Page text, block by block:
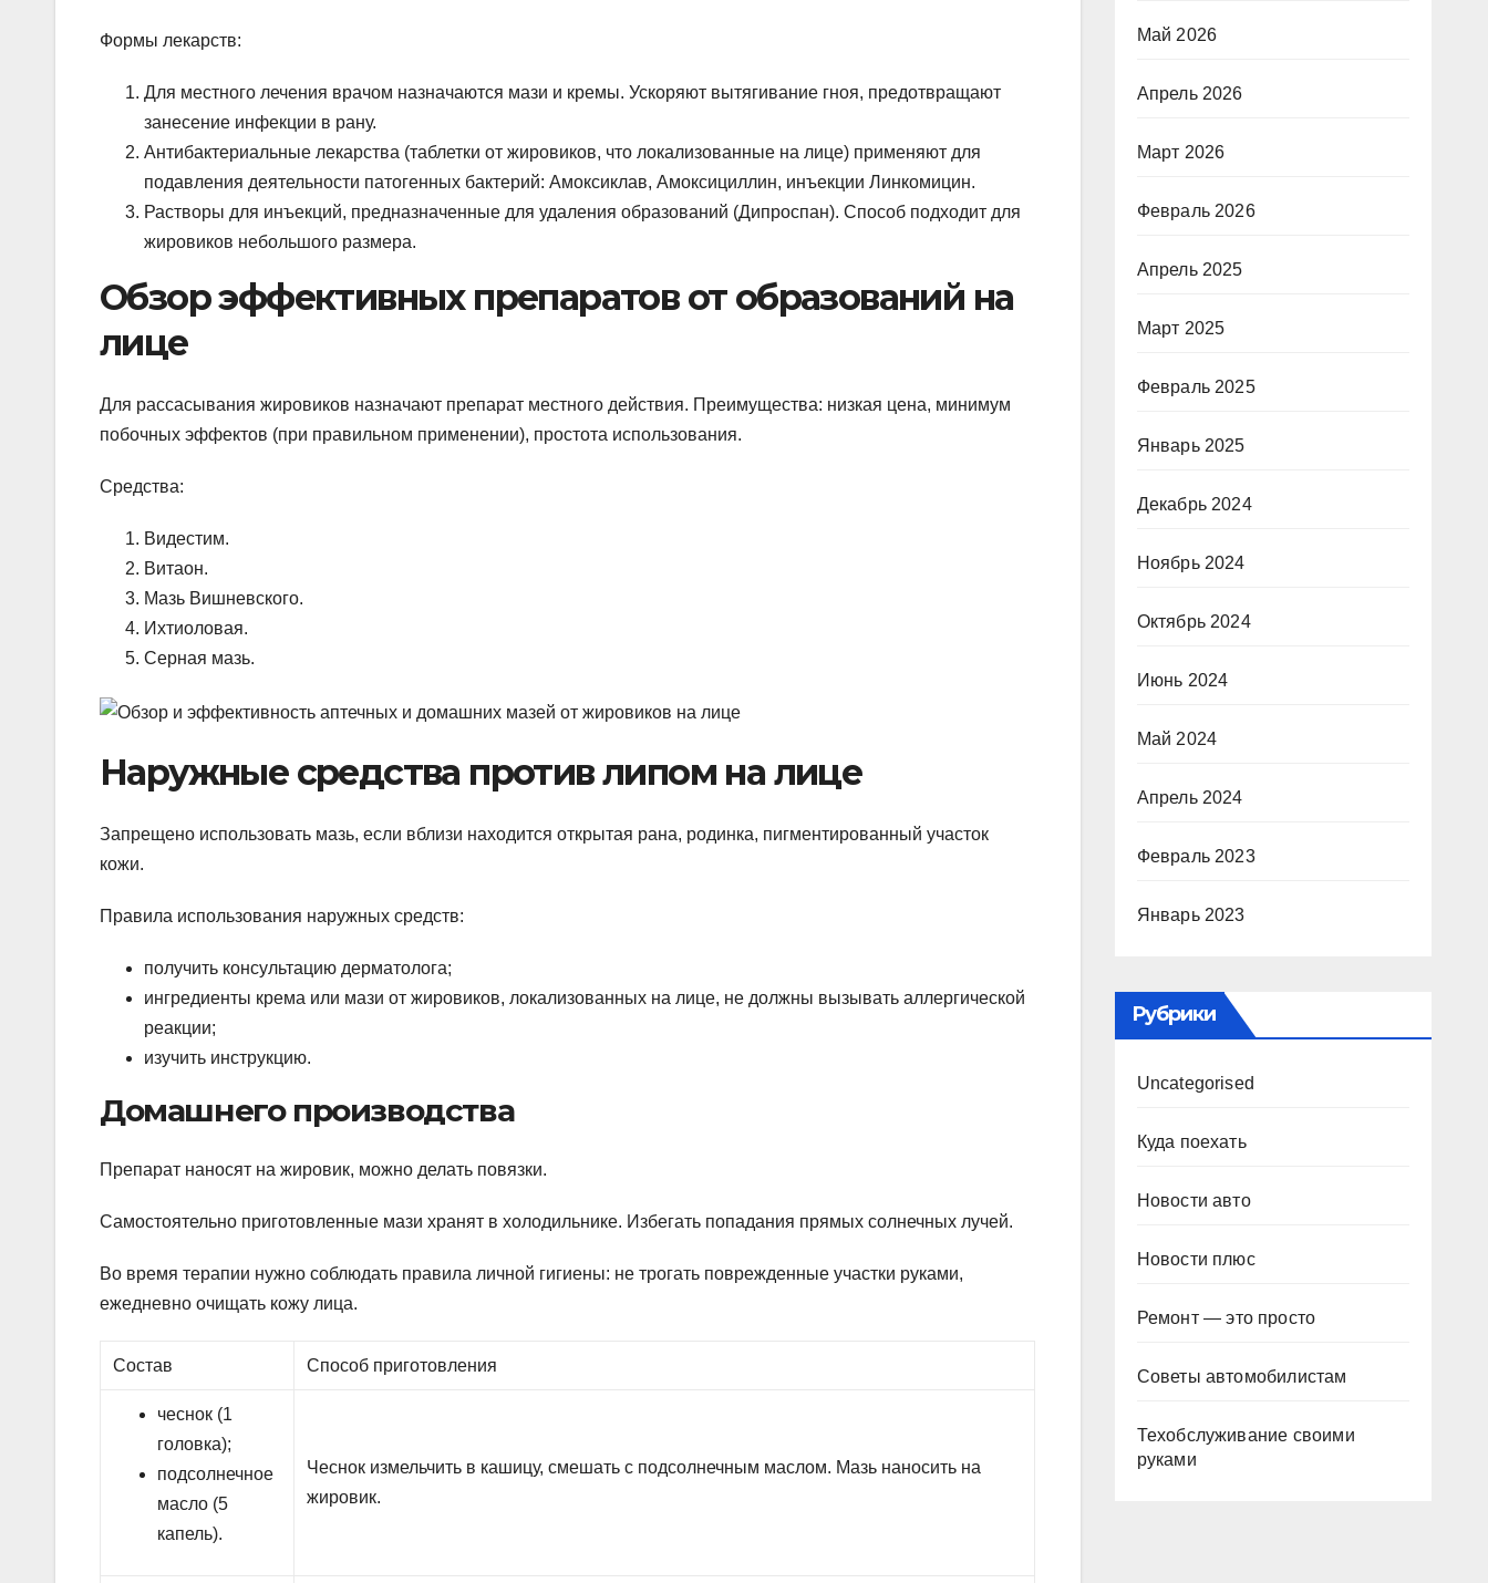
Формы лекарств:
Для местного лечения врачом назначаются мази и кремы. Ускоряют вытягивание гноя, предотвращают
занесение инфекции в рану.
Антибактериальные лекарства (таблетки от жировиков, что локализованные на лице) применяют для
подавления деятельности патогенных бактерий: Амоксиклав, Амоксициллин, инъекции Линкомицин.
Растворы для инъекций, предназначенные для удаления образований (Дипроспан). Способ подходит для
жировиков небольшого размера.
Обзор эффективных препаратов от образований на
лице
Для рассасывания жировиков назначают препарат местного действия. Преимущества: низкая цена, минимум
побочных эффектов (при правильном применении), простота использования.
Средства:
Видестим.
Витаон.
Мазь Вишневского.
Ихтиоловая.
Серная мазь.
Наружные средства против липом на лице
Запрещено использовать мазь, если вблизи находится открытая рана, родинка, пигментированный участок
кожи.
Правила использования наружных средств:
получить консультацию дерматолога;
ингредиенты крема или мази от жировиков, локализованных на лице, не должны вызывать аллергической
реакции;
изучить инструкцию.
Домашнего производства
Препарат наносят на жировик, можно делать повязки.
Самостоятельно приготовленные мази хранят в холодильнике. Избегать попадания прямых солнечных лучей.
Во время терапии нужно соблюдать правила личной гигиены: не трогать поврежденные участки руками,
ежедневно очищать кожу лица.
Состав Способ приготовления
чеснок (1
головка);
подсолнечное
масло (5
капель).
Чеснок измельчить в кашицу, смешать с подсолнечным маслом. Мазь наносить на
жировик.
Май 2026
Апрель 2026
Март 2026
Февраль 2026
Апрель 2025
Март 2025
Февраль 2025
Январь 2025
Декабрь 2024
Ноябрь 2024
Октябрь 2024
Июнь 2024
Май 2024
Апрель 2024
Февраль 2023
Январь 2023
Рубрики
Uncategorised
Куда поехать
Новости авто
Новости плюс
Ремонт — это просто
Советы автомобилистам
Техобслуживание своими
руками